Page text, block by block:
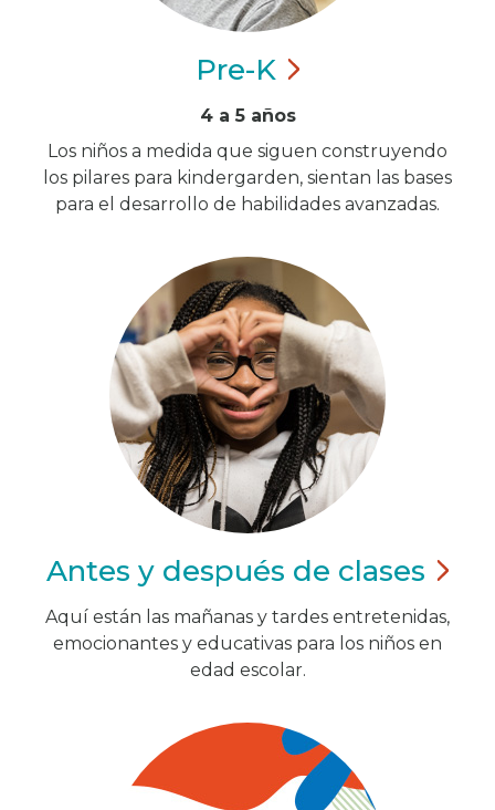
Pre-K
4 a 5 años
Los niños a medida que siguen construyendo
los pilares para kindergarden, sientan las bases
para el desarrollo de habilidades avanzadas.
Antes y después de clases
Aquí están las mañanas y tardes entretenidas,
emocionantes y educativas para los niños en
edad escolar.